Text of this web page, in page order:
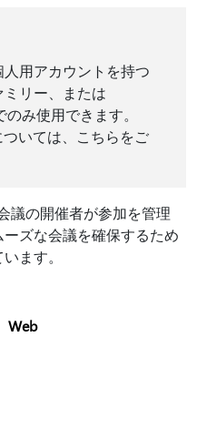
用アカウントを持つ
リー、または
み使用できます。
いては、こちらをご
議の開催者が参加を管理
ズな会議を確保するため
ます。
Web